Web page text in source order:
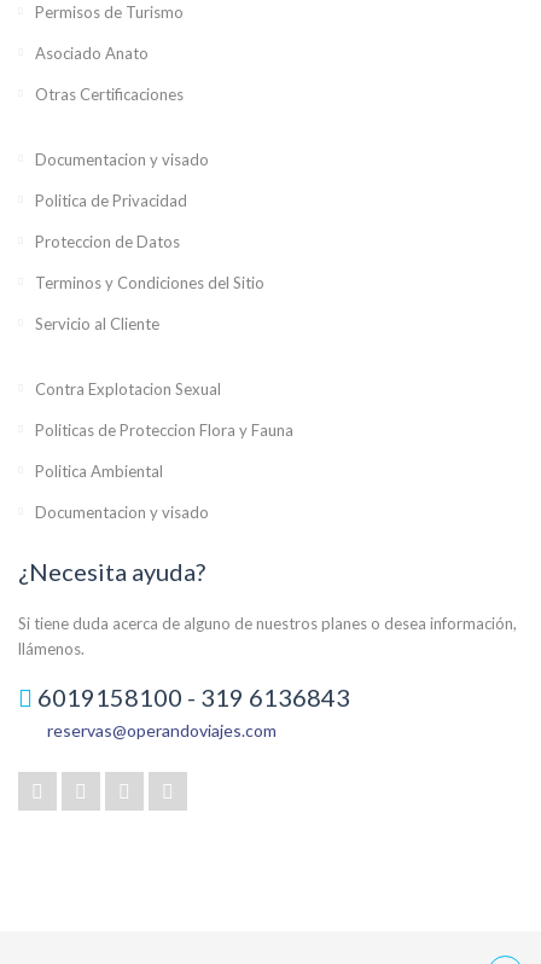
Permisos de Turismo
Asociado Anato
Otras Certificaciones
Documentacion y visado
Politica de Privacidad
Proteccion de Datos
Terminos y Condiciones del Sitio
Servicio al Cliente
Contra Explotacion Sexual
Politicas de Proteccion Flora y Fauna
Politica Ambiental
Documentacion y visado
¿Necesita ayuda?
Si tiene duda acerca de alguno de nuestros planes o desea información,
llámenos.
6019158100 - 319 6136843
reservas@operandoviajes.com